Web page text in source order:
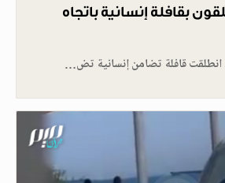
بقافلة إنسانية باتجاه
قافلة تضامن إنسانية تض…